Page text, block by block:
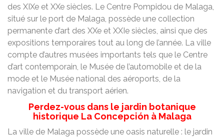
des XIXe et XXe siècles. Le Centre Pompidou de Malaga,
situé sur le port de Malaga, possède une collection
permanente d’art des XXe et XXIe siècles, ainsi que des
expositions temporaires tout au long de l’année. La ville
compte d’autres musées importants tels que le Centre
d’art contemporain, le Musée de l’automobile et de la
mode et le Musée national des aéroports, de la
navigation et du transport aérien.
Perdez-vous dans le jardin botanique
historique La Concepción à Malaga
La ville de Malaga possède une oasis naturelle : le jardin